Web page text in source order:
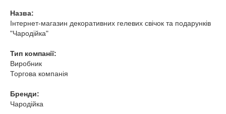
Назва:
Інтернет-магазин декоративних гелевих свічок та подарунків
"Чародійка"
Тип компанії:
Виробник
Торгова компанія
Бренди:
Чародійка